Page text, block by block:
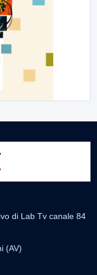
di Lab Tv canale 84
(AV)